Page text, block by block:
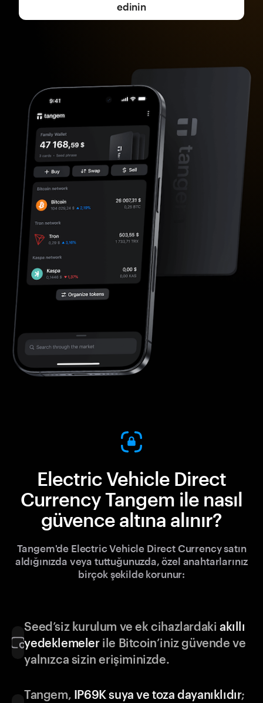
edinin
Electric Vehicle Direct
Currency Tangem ile nasıl
güvence altına alınır?
Tangem'de Electric Vehicle Direct Currency satın
aldığınızda veya tuttuğunuzda, özel anahtarlarınız
birçok şekilde korunur:
Seed’siz kurulum ve ek cihazlardakiakıllı
yedeklemelerile Bitcoin’iniz güvende ve
yalnızca sizin erişiminizde.
Tangem, IP69K suya ve toza dayanıklıdır;